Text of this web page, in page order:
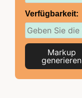
Verfügbarkeit:
Markup
generieren